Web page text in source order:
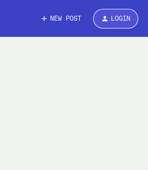
NEW POST LOGIN